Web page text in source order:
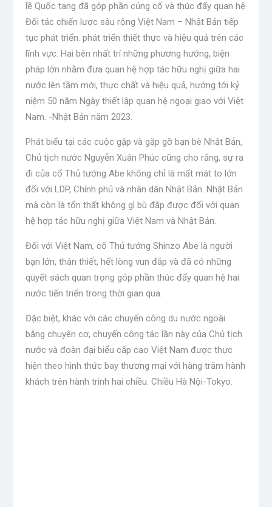
lề Quốc tang đã góp phần củng cố và thúc đẩy quan hệ
Đối tác chiến lược sâu rộng Việt Nam – Nhật Bản tiếp
tục phát triển. phát triển thiết thực và hiệu quả trên các
lĩnh vực. Hai bên nhất trí những phương hướng, biện
pháp lớn nhằm đưa quan hệ hợp tác hữu nghị giữa hai
nước lên tầm mới, thực chất và hiệu quả, hướng tới kỷ
niệm 50 năm Ngày thiết lập quan hệ ngoại giao với Việt
Nam. -Nhật Bản năm 2023.
Phát biểu tại các cuộc gặp và gặp gỡ bạn bè Nhật Bản,
Chủ tịch nước Nguyễn Xuân Phúc cũng cho rằng, sự ra
đi của cố Thủ tướng Abe không chỉ là mất mát to lớn
đối với LDP, Chính phủ và nhân dân Nhật Bản. Nhật Bản
mà còn là tổn thất không gì bù đắp được đối với quan
hệ hợp tác hữu nghị giữa Việt Nam và Nhật Bản.
Đối với Việt Nam, cố Thủ tướng Shinzo Abe là người
bạn lớn, thân thiết, hết lòng vun đắp và đã có những
quyết sách quan trọng góp phần thúc đẩy quan hệ hai
nước tiến triển trong thời gian qua.
Đặc biệt, khác với các chuyến công du nước ngoài
bằng chuyên cơ, chuyến công tác lần này của Chủ tịch
nước và đoàn đại biểu cấp cao Việt Nam được thực
hiện theo hình thức bay thương mại với hàng trăm hành
khách trên hành trình hai chiều. Chiều Hà Nội-Tokyo.